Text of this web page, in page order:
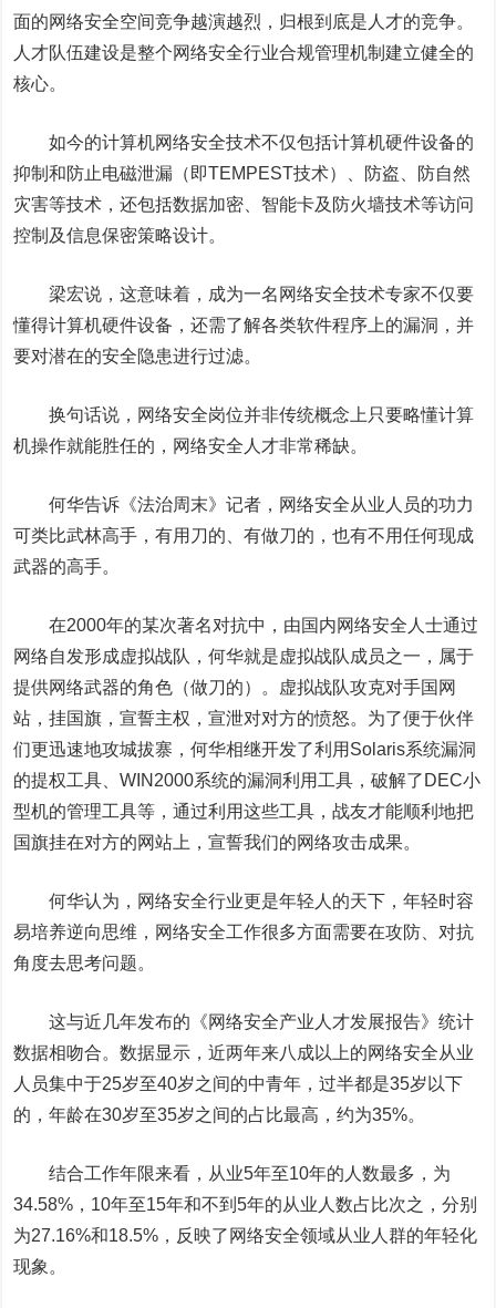
面的网络安全空间竞争越演越烈，归根到底是人才的竞争。
人才队伍建设是整个网络安全行业合规管理机制建立健全的
核心。
如今的计算机网络安全技术不仅包括计算机硬件设备的
抑制和防止电磁泄漏（即TEMPEST技术）、防盗、防自然
灾害等技术，还包括数据加密、智能卡及防火墙技术等访问
控制及信息保密策略设计。
梁宏说，这意味着，成为一名网络安全技术专家不仅要
懂得计算机硬件设备，还需了解各类软件程序上的漏洞，并
要对潜在的安全隐患进行过滤。
换句话说，网络安全岗位并非传统概念上只要略懂计算
机操作就能胜任的，网络安全人才非常稀缺。
何华告诉《法治周末》记者，网络安全从业人员的功力
可类比武林高手，有用刀的、有做刀的，也有不用任何现成
武器的高手。
在2000年的某次著名对抗中，由国内网络安全人士通过
网络自发形成虚拟战队，何华就是虚拟战队成员之一，属于
提供网络武器的角色（做刀的）。虚拟战队攻克对手国网
站，挂国旗，宣誓主权，宣泄对对方的愤怒。为了便于伙伴
们更迅速地攻城拔寨，何华相继开发了利用 Solaris系统漏洞
的提权工具、WIN2000系统的漏洞利用工具，破解了 DEC小
型机的管理工具等，通过利用这些工具，战友才能顺利地把
国旗挂在对方的网站上，宣誓我们的网络攻击成果。
何华认为，网络安全行业更是年轻人的天下，年轻时容
易培养逆向思维，网络安全工作很多方面需要在攻防、对抗
角度去思考问题。
这与近几年发布的《网络安全产业人才发展报告》统计
数据相吻合。数据显示，近两年来八成以上的网络安全从业
人员集中于25岁至40岁之间的中青年，过半都是35岁以下
的，年龄在30岁至35岁之间的占比最高，约为35%。
结合工作年限来看，从业5年至10年的人数最多，为
34.58% ， 10年至15年和不到5年的从业人数占比次之，分别
为27.16%和18.5% ，反映了网络安全领域从业人群的年轻化
现象。